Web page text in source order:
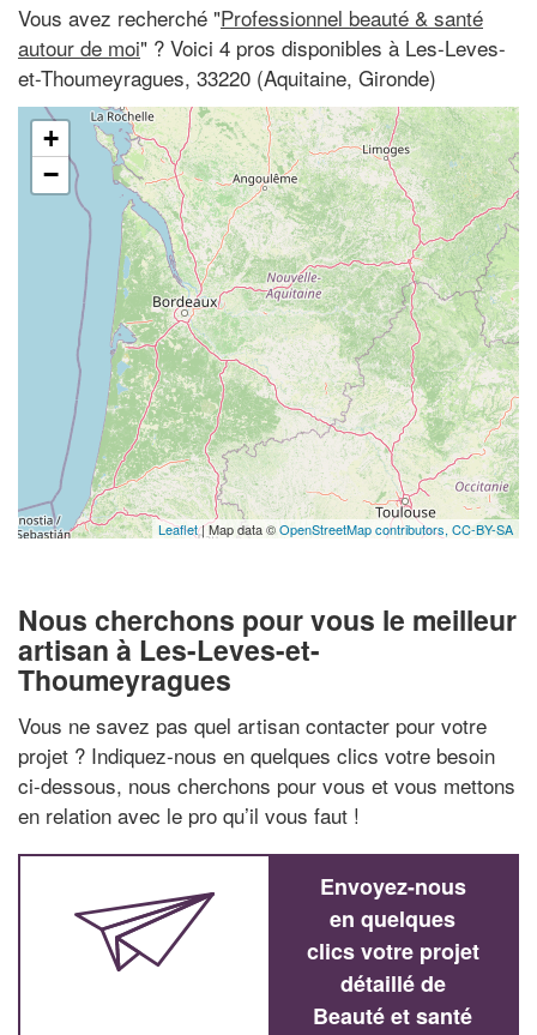
Vous avez recherché "Professionnel beauté & santé
autour de moi" ? Voici 4 pros disponibles à Les-Leves-
et-Thoumeyragues, 33220 (Aquitaine, Gironde)
+
−
Leaflet| Map data ©OpenStreetMap contributors, CC-BY-SA
Nous cherchons pour vous le meilleur
artisan à Les-Leves-et-
Thoumeyragues
Vous ne savez pas quel artisan contacter pour votre
projet ? Indiquez-nous en quelques clics votre besoin
ci-dessous, nous cherchons pour vous et vous mettons
en relation avec le pro qu’il vous faut !
Envoyez-nous
en quelques
clics votre projet
détaillé de
Beauté et santé